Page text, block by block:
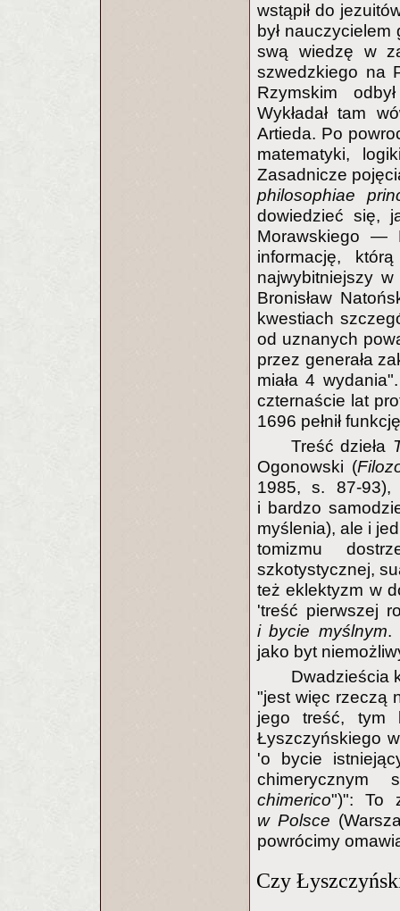
wstąpił do
był nauczycielem
swą wiedzę w
szwedzkiego na
Rzymskim
Wykładał tam
Artieda. Po
matematyki,
Zasadnicze
philosophiae
dowiedzieć się,
Morawskiego —
informację,
najwybitniejszy
Bronisław
kwestiach
od uznanych
przez generała
miała 4
czternaście lat
1696 pełnił
Treść dzieła
Ogonowski (
1985, s. 87-93),
i bardzo
myślenia), ale i
tomizmu
szkotystycznej,
też eklektyzm w
'treść pierwszej
i bycie myślnym.
jako byt
Dwadzieścia
"jest więc rzeczą
jego treść, tym
Łyszczyńskiego
'o bycie
chimerycznym
chimerico")": To
w Polsce
powrócimy
Czy